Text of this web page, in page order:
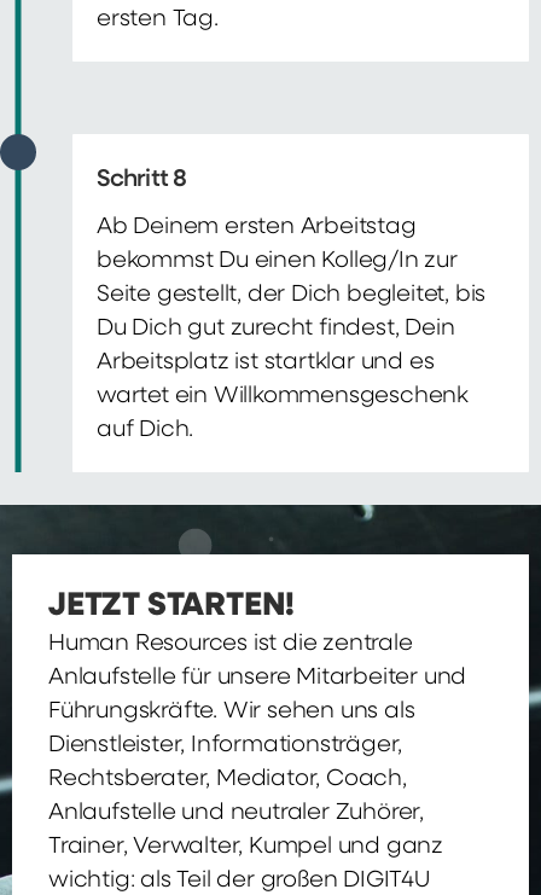
ersten Tag.
Schritt 8
Ab Deinem ersten Arbeitstag
bekommst Du einen Kolleg/In zur
Seite gestellt, der Dich begleitet, bis
Du Dich gut zurecht findest, Dein
Arbeitsplatz ist startklar und es
wartet ein Willkommensgeschenk
auf Dich.
JETZT STARTEN!
Human Resources ist die zentrale
Anlaufstelle für unsere Mitarbeiter und
Führungskräfte. Wir sehen uns als
Dienstleister, Informationsträger,
Rechtsberater, Mediator, Coach,
Anlaufstelle und neutraler Zuhörer,
Trainer, Verwalter, Kumpel und ganz
wichtig: als Teil der großen DIGIT4U